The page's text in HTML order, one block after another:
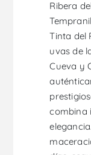
Ribera
Tinta del
uvas de
Cueva y
combina